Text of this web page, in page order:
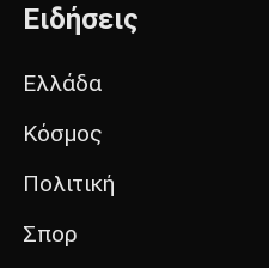
Ειδήσεις
Ελλάδα
Κόσμος
Πολιτική
Σπορ